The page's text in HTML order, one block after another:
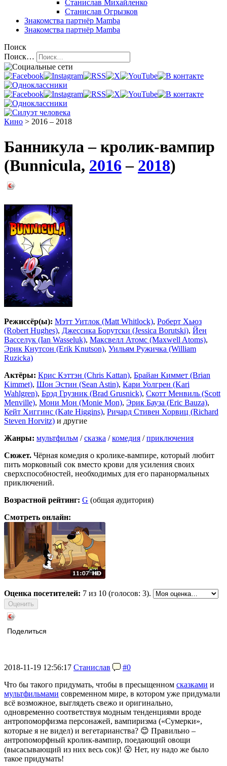
Станислав Михайленко
Станислав Огрызков
Знакомства партнёр Mamba
Знакомства партнёр Mamba
Поиск
Поиск…
Кино > 2016 – 2018
Банникула – кролик-вампир
(Bunnicula, 2016 – 2018)
Режиссёр(ы): Мэтт Уитлок (Matt Whitlock), Роберт Хьюз
(Robert Hughes), Джессика Борутски (Jessica Borutski), Йен
Васселук (Ian Wasseluk), Максвелл Атомс (Maxwell Atoms),
Эрик Кнутсон (Erik Knutson), Уильям Ружичка (William
Ruzicka)
Актёры: Крис Кэттэн (Chris Kattan), Брайан Киммет (Brian
Kimmet), Шон Эстин (Sean Astin), Кари Уолгрен (Kari
Wahlgren), Брэд Грузник (Brad Grusnick), Скотт Менвиль (Scott
Menville), Мони Мон (Monie Mon), Эрик Бауза (Eric Bauza),
Кейт Хиггинс (Kate Higgins), Ричард Стивен Хорвиц (Richard
Steven Horvitz) и другие
Жанры: мультфильм /сказка /комедия /приключения
Сюжет. Чёрная комедия о кролике-вампире, который любит
пить морковный сок вместо крови для усиления своих
сверхспособностей, необходимых для его паранормальных
приключений.
Возрастной рейтинг: G (общая аудитория)
Смотреть онлайн:
Оценка посетителей: 7 из 10 (голосов: 3).
Поделиться
2018-11-19 12:56:17 Станислав
#0
Что бы такого придумать, чтобы в пресыщенном сказками и
мультфильмами современном мире, в котором уже придумали
всё возможное, выглядеть свежо и оригинально,
одновременно соответствуя модным тенденциями вроде
антропоморфизма персонажей, вампиризма («Сумерки»,
которые я не видел) и вегетарианства? 😊 Правильно –
антропоморфный кролик-вампир, поедающий овощи
(высасывающий из них весь сок)! 😮 Нет, ну надо же было
такое придумать!